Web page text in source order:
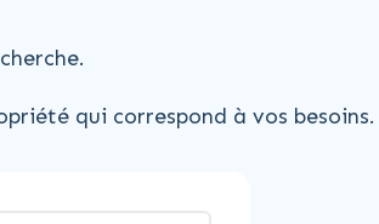
qui correspond à vos besoins.